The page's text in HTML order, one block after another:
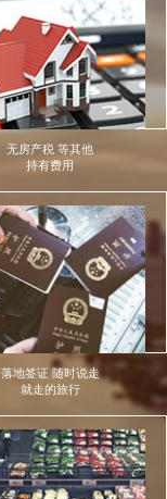
无房产税 等其他
持有费用
落地签证 随时说走
就走的旅行